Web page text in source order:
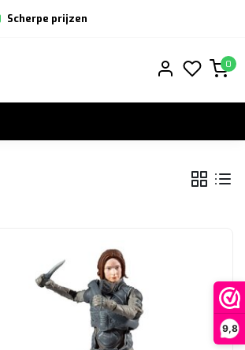
9,8
Scherpe prijzen
0